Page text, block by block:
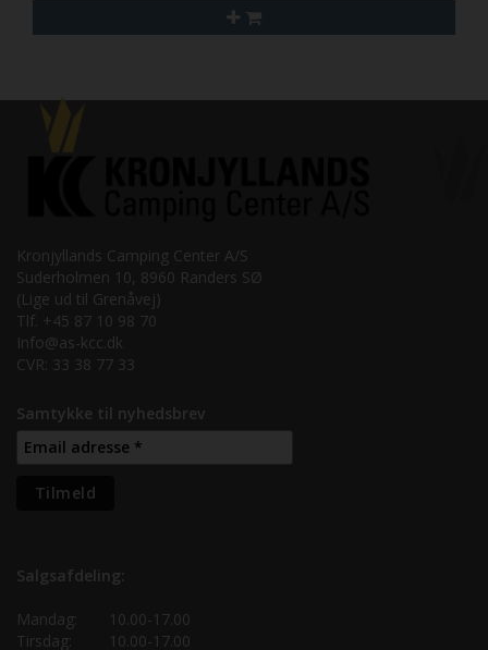
Kronjyllands Camping Center A/S
Suderholmen 10, 8960 Randers SØ
(Lige ud til Grenåvej)
Tlf. +45 87 10 98 70
Info@as-kcc.dk
CVR: 33 38 77 33
Samtykke til nyhedsbrev
Salgsafdeling:
Mandag:
10.00-17.00
Tirsdag:
10.00-17.00